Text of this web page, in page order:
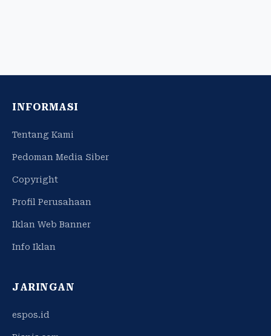
INFORMASI
Tentang Kami
Pedoman Media Siber
Copyright
Profil Perusahaan
Iklan Web Banner
Info Iklan
JARINGAN
espos.id